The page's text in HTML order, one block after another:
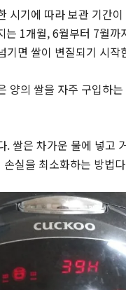
시기에 따라 보관 기간
는 1개월, 6월부터 7월
기면 쌀이 변질되기 시작
양의 쌀을 자주 구입하
. 쌀은 차가운 물에 넣고
실을 최소화하는 방법